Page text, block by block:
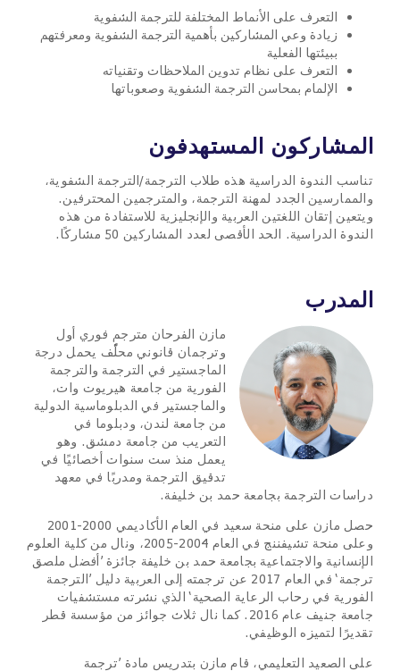
التعرف على الأنماط المختلفة للترجمة الشفوية
زيادة وعي المشاركين بأهمية الترجمة الشفوية ومعرفتهم
ببيئتها الفعلية
التعرف على نظام تدوين الملاحظات وتقنياته
الإلمام بمحاسن الترجمة الشفوية وصعوباتها
المشاركون المستهدفون
تناسب الندوة الدراسية هذه طلاب الترجمة/الترجمة الشفوية،
والممارسين الجدد لمهنة الترجمة، والمترجمين المحترفين.
ويتعين إتقان اللغتين العربية والإنجليزية للاستفادة من هذه
الندوة الدراسية. الحد الأقصى لعدد المشاركين 50 مشاركًا.
المدرب
مازن الفرحان مترجم فوري أول
وترجمان قانوني محلّف يحمل درجة
الماجستير في الترجمة والترجمة
الفورية من جامعة هيريوت وات،
والماجستير في الدبلوماسية الدولية
من جامعة لندن، ودبلوما في
التعريب من جامعة دمشق. وهو
يعمل منذ ست سنوات أخصائيًا في
تدقيق الترجمة ومدربًا في معهد
دراسات الترجمة بجامعة حمد بن خليفة.
حصل مازن على منحة سعيد في العام الأكاديمي 2000-2001
وعلى منحة تشيفننج في العام 2004-2005، ونال من كلية العلوم
الإنسانية والاجتماعية بجامعة حمد بن خليفة جائزة ’أفضل ملصق
ترجمة‘ في العام 2017 عن ترجمته إلى العربية دليل ’الترجمة
الفورية في رحاب الرعاية الصحية‘ الذي نشرته مستشفيات
جامعة جنيف عام 2016. كما نال ثلاث جوائز من مؤسسة قطر
تقديرًا لتميزه الوظيفي.
على الصعيد التعليمي، قام مازن بتدريس مادة ’ترجمة